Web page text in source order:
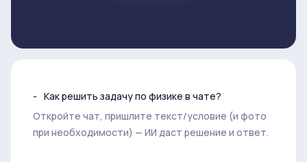
Как решить задачу по физике в чате?
Откройте чат, пришлите текст/условие (и фото
при необходимости) — ИИ даст решение и ответ.